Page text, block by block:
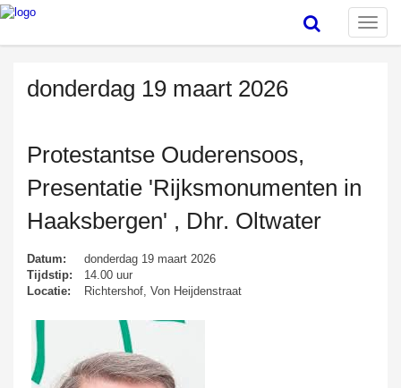
Toggle
donderdag 19 maart 2026
Protestantse Ouderensoos,
Presentatie 'Rijksmonumenten in
Haaksbergen' , Dhr. Oltwater
Datum:
donderdag 19 maart 2026
Tijdstip:
14.00 uur
Locatie:
Richtershof, Von Heijdenstraat